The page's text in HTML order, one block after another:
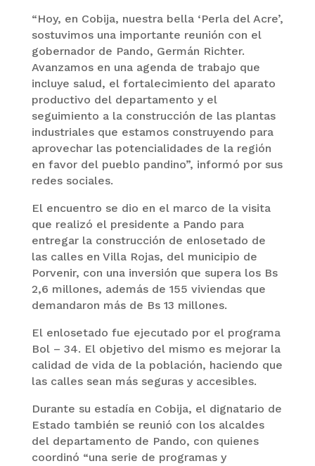
“Hoy, en Cobija, nuestra bella ‘Perla del Acre’,
sostuvimos una importante reunión con el
gobernador de Pando, Germán Richter.
Avanzamos en una agenda de trabajo que
incluye salud, el fortalecimiento del aparato
productivo del departamento y el
seguimiento a la construcción de las plantas
industriales que estamos construyendo para
aprovechar las potencialidades de la región
en favor del pueblo pandino”, informó por sus
redes sociales.
El encuentro se dio en el marco de la visita
que realizó el presidente a Pando para
entregar la construcción de enlosetado de
las calles en Villa Rojas, del municipio de
Porvenir, con una inversión que supera los Bs
2,6 millones, además de 155 viviendas que
demandaron más de Bs 13 millones.
El enlosetado fue ejecutado por el programa
Bol – 34. El objetivo del mismo es mejorar la
calidad de vida de la población, haciendo que
las calles sean más seguras y accesibles.
Durante su estadía en Cobija, el dignatario de
Estado también se reunió con los alcaldes
del departamento de Pando, con quienes
coordinó “una serie de programas y